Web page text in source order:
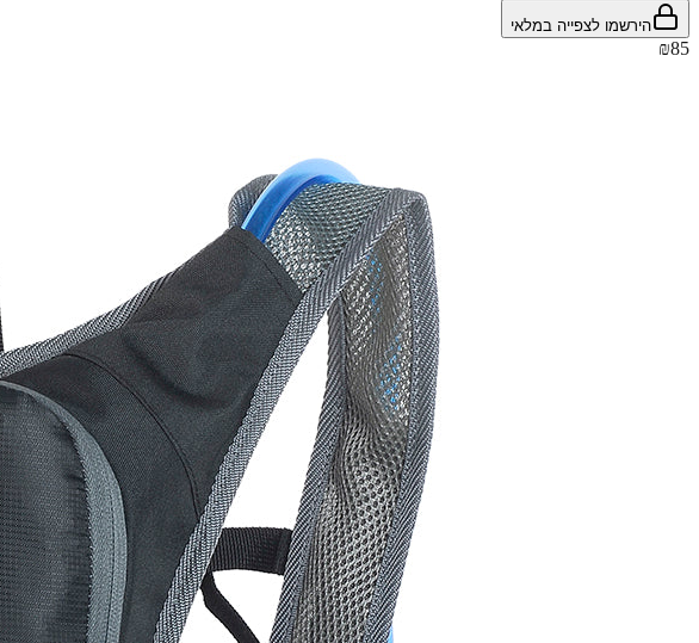
הירשמו לצפייה במלאי
₪85